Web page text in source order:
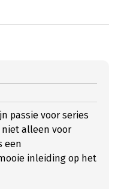
passie voor series
alleen voor
een
inleiding op het